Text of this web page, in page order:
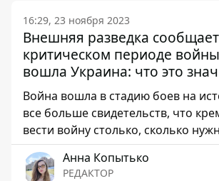
16:29, 23 ноября 2023
Внешняя разведка
критическом периоде
вошла Украина: что это
Война вошла в стадию боев на
все больше свидетельств, что
вести войну столько, сколько
Анна Копытько
РЕДАКТОР